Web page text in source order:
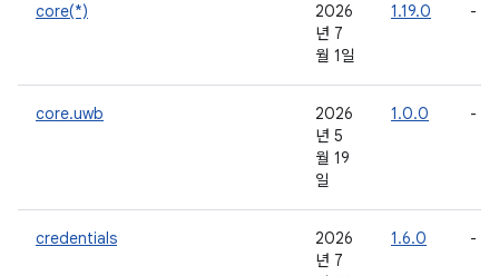
core(*)
2026
년 7
월 1일
1.19.0 -
core.uwb
2026
년 5
월 19
일
1.0.0 -
credentials
2026
년 7
1.6.0 -